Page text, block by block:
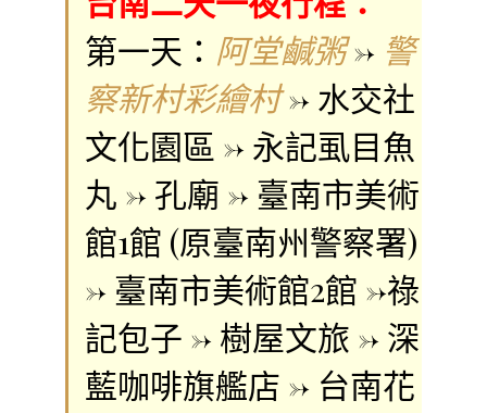
第一天： 阿堂鹹粥-> 警
察新村彩繪村-> 水交社
文化園區 -> 永記虱目魚
丸 -> 孔廟 -> 臺南市美術
館1館 (原臺南州警察署)
-> 臺南市美術館2館 ->祿
記包子 -> 樹屋文旅 -> 深
藍咖啡旗艦店 -> 台南花